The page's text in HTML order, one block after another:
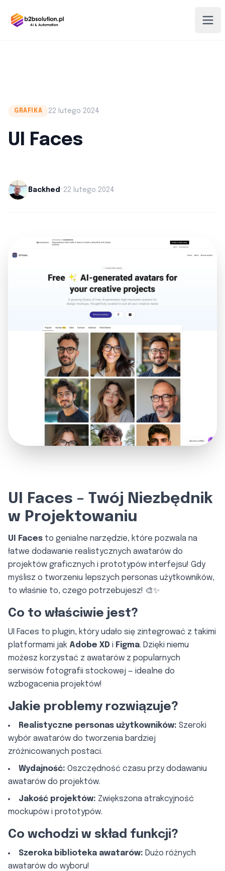
GRAFIKA 22 lutego 2024
UI Faces
Backhed • 22 lutego 2024
UI Faces – Twój Niezbędnik
w Projektowaniu
UI Faces to genialne narzędzie, które pozwala na
łatwe dodawanie realistycznych awatarów do
projektów graficznych i prototypów interfejsu! Gdy
myślisz o tworzeniu lepszych personas użytkowników,
to właśnie to, czego potrzebujesz! 🎨✨
Co to właściwie jest?
UI Faces to plugin, który udało się zintegrować z takimi
platformami jak Adobe XD i Figma. Dzięki niemu
możesz korzystać z awatarów z popularnych
serwisów fotografii stockowej — idealne do
wzbogacenia projektów!
Jakie problemy rozwiązuje?
Realistyczne personas użytkowników: Szeroki
wybór awatarów do tworzenia bardziej
zróżnicowanych postaci.
Wydajność: Oszczędność czasu przy dodawaniu
awatarów do projektów.
Jakość projektów: Zwiększona atrakcyjność
mockupów i prototypów.
Co wchodzi w skład funkcji?
Szeroka biblioteka awatarów: Dużo różnych
awatarów do wyboru!